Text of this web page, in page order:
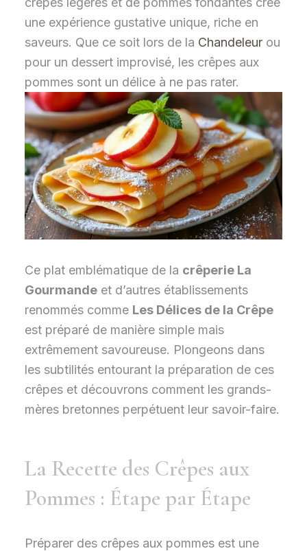
une expérience gustative unique, riche en
saveurs. Que ce soit lors de la Chandeleurou
pour un dessert improvisé, les crêpes aux
pommes sont un délice à ne pas rater.
Ce plat emblématique de la crêperie La
Gourmandeet d’autres établissements
renommés comme Les Délices de la Crêpe
est préparé de manière simple mais
extrêmement savoureuse. Plongeons dans
les subtilités entourant la préparation de ces
crêpes et découvrons comment les grands-
mères bretonnes perpétuent leur savoir-faire.
La Recette des Crêpes aux
Pommes : Étape par Étape
Préparer des crêpes aux pommes est une